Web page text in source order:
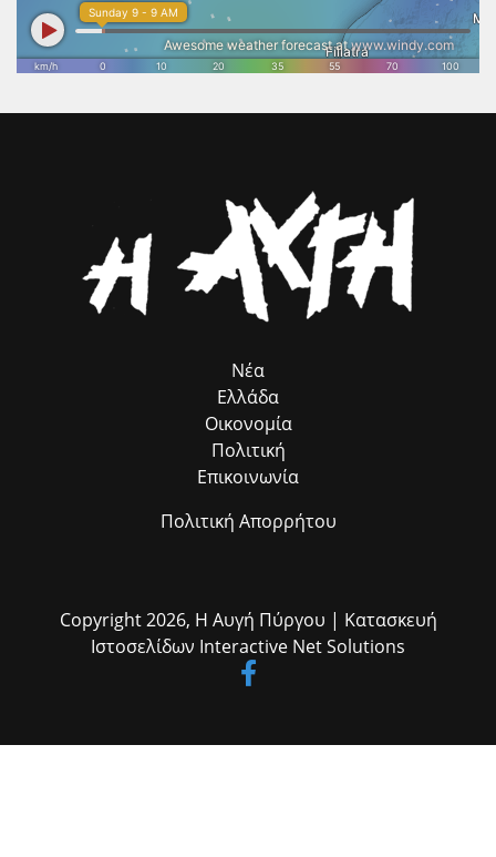
περιβάλλον και να αποκτήσει τη θέση που πραγματικά της αξίζει
στον διεθνή πολιτιστικό χάρτη. Το Επιμελητήριο Ηλείας θα συνεχίσει
να στηρίζει κάθε πρωτοβουλία που συνδέει τον πολιτισμό με τη
βιώσιμη ανάπτυξη, την επιχειρηματικότητα και την εξωστρέφεια του
κληρονομιάς αποτελεί επένδυση στο μέλλον της Ηλείας και στις
Νέα
Ελλάδα
Οικονομία
Πολιτική
Επικοινωνία
Πολιτική Απορρήτου
Copyright 2026, Η Αυγή Πύργου | Κατασκευή
Ιστοσελίδων Interactive Net Solutions